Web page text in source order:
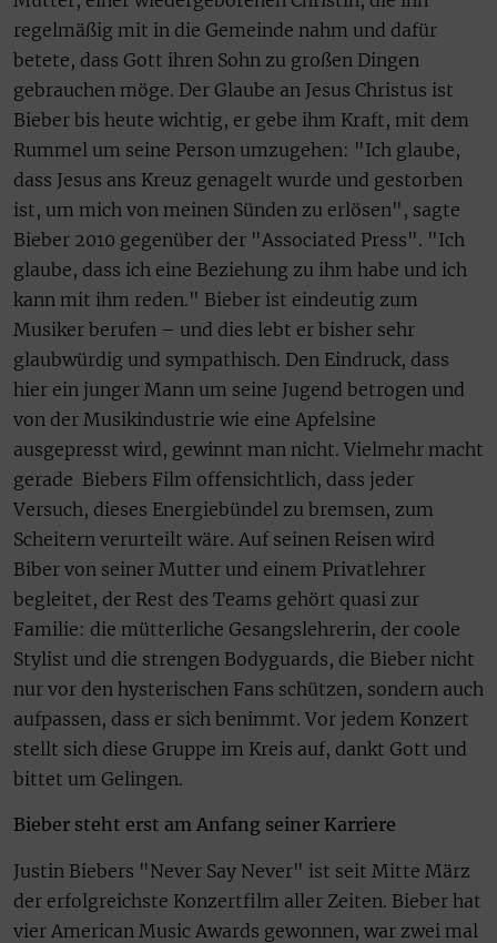
regelmäßig mit in die Gemeinde nahm und dafür
betete, dass Gott ihren Sohn zu großen Dingen
gebrauchen möge. Der Glaube an Jesus Christus ist
Bieber bis heute wichtig, er gebe ihm Kraft, mit dem
Rummel um seine Person umzugehen: "Ich glaube,
dass Jesus ans Kreuz genagelt wurde und gestorben
ist, um mich von meinen Sünden zu erlösen", sagte
Bieber 2010 gegenüber der "Associated Press". "Ich
glaube, dass ich eine Beziehung zu ihm habe und ich
kann mit ihm reden." Bieber ist eindeutig zum
Musiker berufen – und dies lebt er bisher sehr
glaubwürdig und sympathisch. Den Eindruck, dass
hier ein junger Mann um seine Jugend betrogen und
von der Musikindustrie wie eine Apfelsine
ausgepresst wird, gewinnt man nicht. Vielmehr macht
gerade Biebers Film offensichtlich, dass jeder
Versuch, dieses Energiebündel zu bremsen, zum
Scheitern verurteilt wäre. Auf seinen Reisen wird
Biber von seiner Mutter und einem Privatlehrer
begleitet, der Rest des Teams gehört quasi zur
Familie: die mütterliche Gesangslehrerin, der coole
Stylist und die strengen Bodyguards, die Bieber nicht
nur vor den hysterischen Fans schützen, sondern auch
aufpassen, dass er sich benimmt. Vor jedem Konzert
stellt sich diese Gruppe im Kreis auf, dankt Gott und
bittet um Gelingen.
Bieber steht erst am Anfang seiner Karriere
Justin Biebers "Never Say Never" ist seit Mitte März
der erfolgreichste Konzertfilm aller Zeiten. Bieber hat
vier American Music Awards gewonnen, war zwei mal